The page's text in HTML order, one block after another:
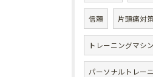
信頼 片頭痛対
トレーニングマシン
パーソナルトレー